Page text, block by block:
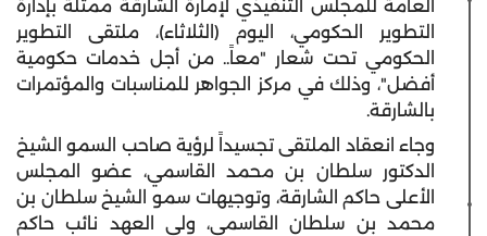
العامة للمجلس التنفيذي لإمارة الشارقة ممثلة بإدارة
التطوير الحكومي، اليوم (الثلاثاء)، ملتقى التطوير
الحكومي تحت شعار "معاً.. من أجل خدمات حكومية
أفضل"، وذلك في مركز الجواهر للمناسبات والمؤتمرات
بالشارقة.
وجاء انعقاد الملتقى تجسيداً لرؤية صاحب السمو الشيخ
الدكتور سلطان بن محمد القاسمي، عضو المجلس
الأعلى حاكم الشارقة، وتوجيهات سمو الشيخ سلطان بن
محمد بن سلطان القاسمي، ولي العهد نائب حاكم